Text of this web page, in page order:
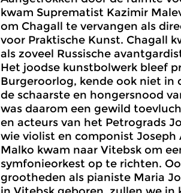
kwam Suprematist Kazimir
om Chagall te vervangen als
voor Praktische Kunst. Chagall
als zoveel Russische
Het joodse kunstbolwerk bleef
Burgeroorlog, kende ook niet in
de schaarste en hongersnood
was daarom een gewild
en acteurs van het Petrograds
wie violist en componist Joseph
Malko kwam naar Vitebsk om
symfonieorkest op te richten.
grootheden als pianiste Maria